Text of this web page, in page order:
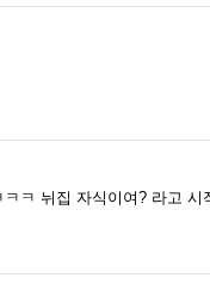
ㅋ 뉘집 자식이여? 라고 시